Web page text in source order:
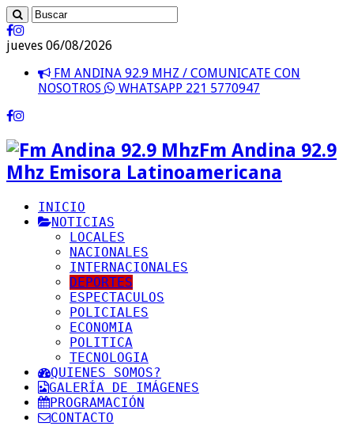
jueves 06/08/2026
FM ANDINA 92.9 MHZ / COMUNICATE CON
NOSOTROS
WHATSAPP 221 5770947
Fm Andina 92.9
Mhz Emisora Latinoamericana
INICIO
NOTICIAS
LOCALES
NACIONALES
INTERNACIONALES
DEPORTES
ESPECTACULOS
POLICIALES
ECONOMIA
POLITICA
TECNOLOGIA
QUIENES SOMOS?
GALERÍA DE IMÁGENES
PROGRAMACIÓN
CONTACTO